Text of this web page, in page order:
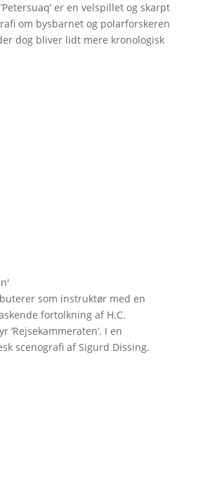
er en velspillet og skarpt
om bysbarnet og polarforskeren
dog bliver lidt mere kronologisk
'
som instruktør med en
fortolkning af H.C.
’Rejsekammeraten’. I en
scenografi af Sigurd Dissing.